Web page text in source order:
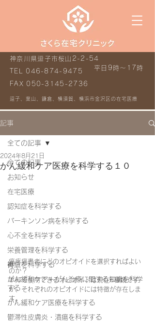
平日9時～17時
神奈川県逗子市桜山2-2-54
TEL 046-874-9475
FAX 050-3145-2736
逗子、葉山、鎌倉、横須賀、横浜市金沢区の在宅医療
記事
全ての記事
お知らせ
在宅医療
認知症を科学する
パーキンソン病を科学する
心不全を科学する
栄養管理を科学する
褥瘡を科学する
がん緩和ケア＋がん治療に関する知識を科学
する
がん緩和ケア医療を科学する
鬱滞性皮膚炎・潰瘍を科学する
全ての記事
がん緩和ケア医療を科学する１０
2024年8月21日
癌疼痛患者にどのオピオイドを選択すればよい
のか？
本邦で使用できるオピオイドは現在6種類です
が、それぞれのオピオイドには特徴が存在しま
す。